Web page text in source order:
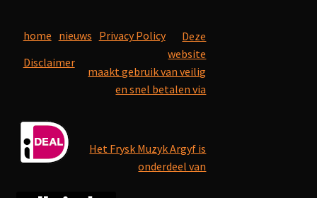
home nieuws Privacy Policy
Disclaimer
Deze
website
maakt gebruik van veilig
en snel betalen via
Het Frysk Muzyk Argyf is
onderdeel van